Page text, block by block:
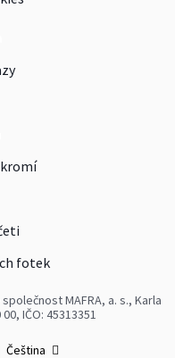
fotek
MAFRA, a. s., Karla
IČO: 45313351
Čeština